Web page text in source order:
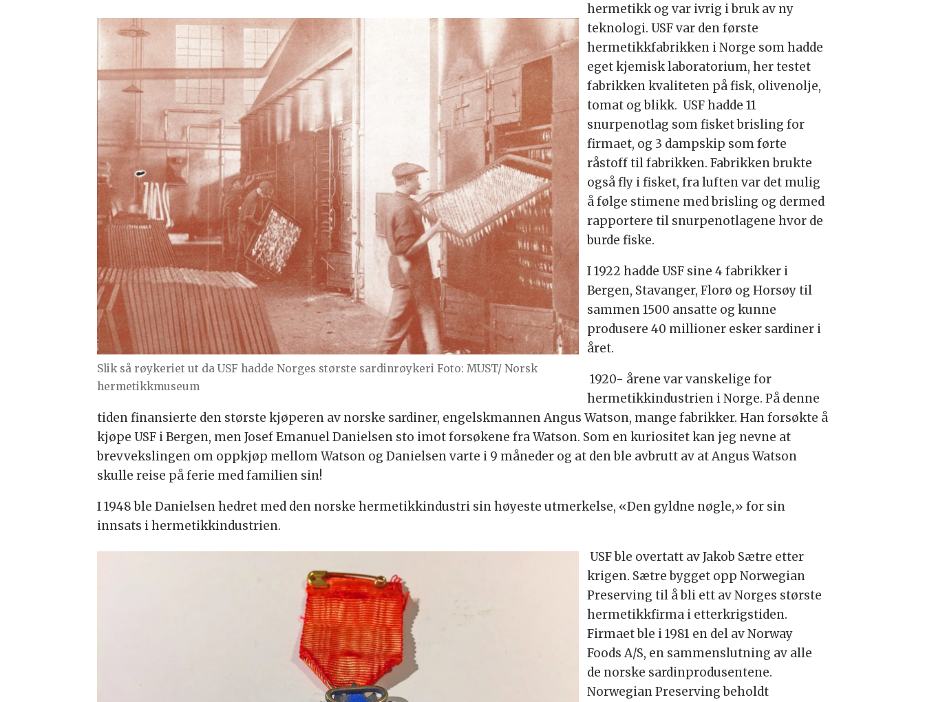
Slik så røykeriet ut da USF hadde Norges største sardinrøykeri Foto: MUST/ Norsk
hermetikkmuseum
hermetikk og var ivrig i bruk av ny
teknologi. USF var den første
hermetikkfabrikken i Norge som hadde
eget kjemisk laboratorium, her testet
fabrikken kvaliteten på fisk, olivenolje,
tomat og blikk. USF hadde 11
snurpenotlag som fisket brisling for
firmaet, og 3 dampskip som førte
råstoff til fabrikken. Fabrikken brukte
også fly i fisket, fra luften var det mulig
å følge stimene med brisling og dermed
rapportere til snurpenotlagene hvor de
burde fiske.
I 1922 hadde USF sine 4 fabrikker i
Bergen, Stavanger, Florø og Horsøy til
sammen 1500 ansatte og kunne
produsere 40 millioner esker sardiner i
året.
1920- årene var vanskelige for
hermetikkindustrien i Norge. På denne
tiden finansierte den største kjøperen av norske sardiner, engelskmannen Angus Watson, mange fabrikker. Han forsøkte å
kjøpe USF i Bergen, men Josef Emanuel Danielsen sto imot forsøkene fra Watson. Som en kuriositet kan jeg nevne at
brevvekslingen om oppkjøp mellom Watson og Danielsen varte i 9 måneder og at den ble avbrutt av at Angus Watson
skulle reise på ferie med familien sin!
I 1948 ble Danielsen hedret med den norske hermetikkindustri sin høyeste utmerkelse, «Den gyldne nøgle,» for sin
innsats i hermetikkindustrien.
USF ble overtatt av Jakob Sætre etter
krigen. Sætre bygget opp Norwegian
Preserving til å bli ett av Norges største
hermetikkfirma i etterkrigstiden.
Firmaet ble i 1981 en del av Norway
Foods A/S, en sammenslutning av alle
de norske sardinprodusentene.
Norwegian Preserving beholdt